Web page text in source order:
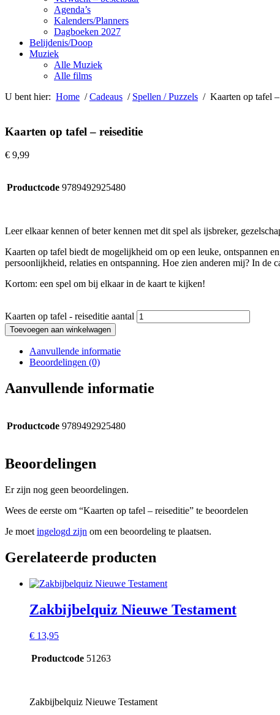
Agenda’s
Kalenders/Planners
Dagboeken 2027
Belijdenis/Doop
Muziek
Alle Muziek
Alle films
U bent hier: Home /Cadeaus / Spellen / Puzzels / Kaarten op tafel
Kaarten op tafel – reiseditie
€ 9,99
Productcode 9789492925480
Leer elkaar kennen of beter kennen met dit spel als ijsbreker,
Kaarten op tafel biedt de mogelijkheid om op een leuke, ontspannen
persoonlijkheid, relaties en ontspanning. Hoe zien anderen mij? In de
Kortom: een spel om bij elkaar in de kaart te kijken!
Kaarten op tafel - reiseditie aantal
Toevoegen aan winkelwagen
Aanvullende informatie
Beoordelingen (0)
Aanvullende informatie
Productcode 9789492925480
Beoordelingen
Er zijn nog geen beoordelingen.
Wees de eerste om “Kaarten op tafel – reiseditie” te beoordelen
Je moet ingelogd zijn om een beoordeling te plaatsen.
Gerelateerde producten
Zakbijbelquiz Nieuwe Testament
€ 13,95
Productcode 51263
Zakbijbelquiz Nieuwe Testament